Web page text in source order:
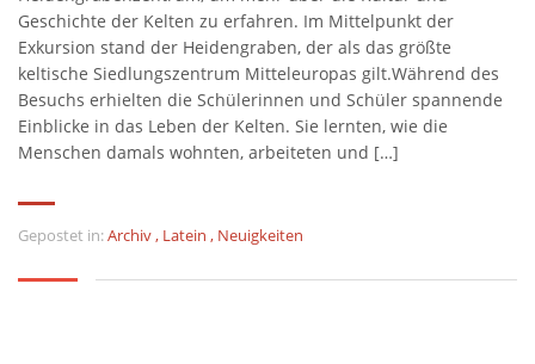
Geschichte der Kelten zu erfahren. Im Mittelpunkt der
Exkursion stand der Heidengraben, der als das größte
keltische Siedlungszentrum Mitteleuropas gilt.Während des
Besuchs erhielten die Schülerinnen und Schüler spannende
Einblicke in das Leben der Kelten. Sie lernten, wie die
Menschen damals wohnten, arbeiteten und […]
Gepostet in:Archiv, Latein , Neuigkeiten